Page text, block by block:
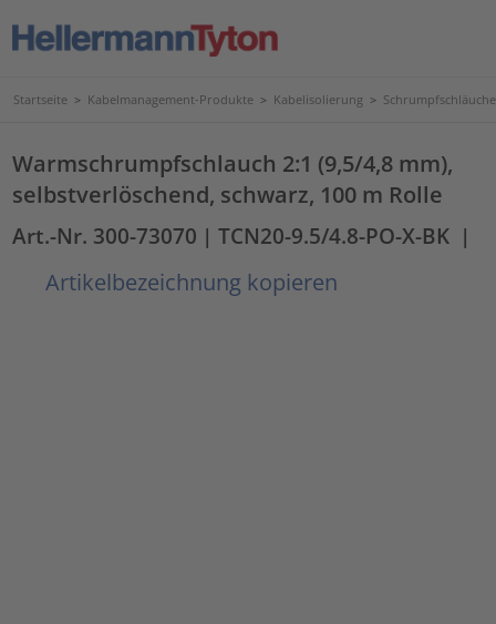
Startseite > Kabelmanagement-Produkte > Kabelisolierung > Schrumpfschläuche
Warmschrumpfschlauch 2:1 (9,5/4,8 mm),
selbstverlöschend, schwarz, 100 m Rolle
Art.-Nr. 300-73070 | TCN20-9.5/4.8-PO-X-BK |
Artikelbezeichnung kopieren